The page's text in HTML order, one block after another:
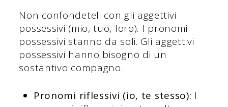
Non confondeteli con gli aggettivi
possessivi (mio, tuo, loro). I pronomi
possessivi stanno da soli. Gli aggettivi
possessivi hanno bisogno di un
sostantivo compagno.
Pronomi riflessivi (io, te stesso): I